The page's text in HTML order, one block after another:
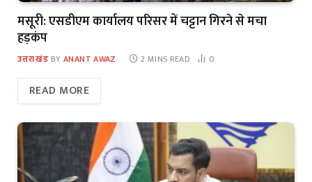
मसूरी: एसडीएम कार्यालय परिसर में चट्टान गिरने से मचा
हड़कंप
उत्तराखंड BY ANANT AWAZ 2 MINS READ 0
READ MORE